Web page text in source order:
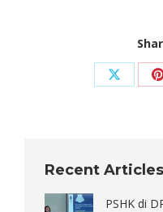
Share
Recent Articles
PSHK di